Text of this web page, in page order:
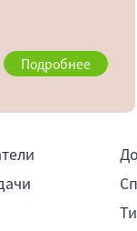
Подробнее